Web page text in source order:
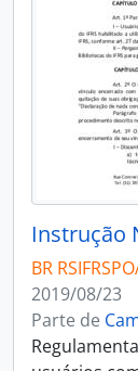
Instrução
BR
2019/08/23
Parte de